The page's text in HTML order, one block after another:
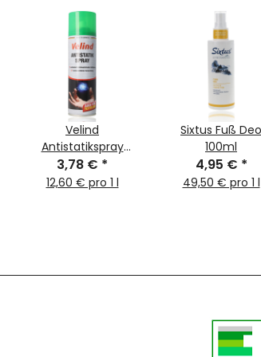
Velind
Antistatikspray
300ml
3,78 € *
12,60 € pro 1 l
Sixtus Fuß Deo
100ml
4,95 € *
49,50 € pro 1 l